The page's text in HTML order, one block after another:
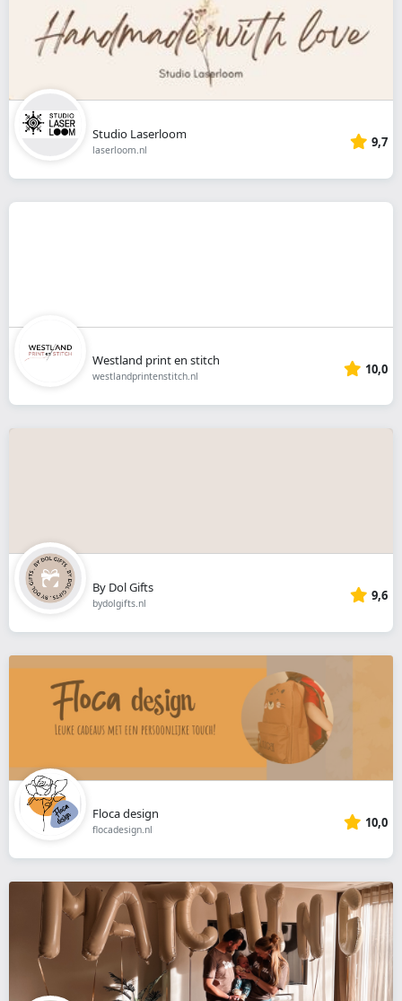
Studio Laserloom
laserloom.nl 9,7
Westland print en stitch
westlandprintenstitch.nl 10,0
By Dol Gifts
bydolgifts.nl 9,6
Floca design
flocadesign.nl 10,0